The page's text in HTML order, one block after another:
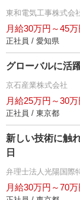
東和電気工事株式会
月給30万円～45万
正社員 / 愛知県
グローバルに活
京石産業株式会社
月給25万円～30万
正社員 / 東京都
新しい技術に触
日
弁理士法人光陽国際
月給30万円～70万